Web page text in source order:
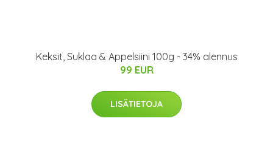
Keksit, Suklaa & Appelsiini 100g - 34% alennus
99 EUR
LISÄTIETOJA